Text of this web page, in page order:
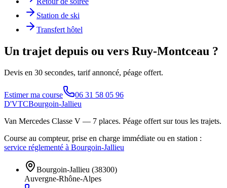
Station de ski
Transfert hôtel
Un trajet depuis ou vers Ruy-Montceau ?
Devis en 30 secondes, tarif annoncé, péage offert.
Estimer ma course
06 31 58 05 96
D'VTCBourgoin-Jallieu
Van Mercedes Classe V — 7 places. Péage offert sur tous les trajets.
Course au compteur, prise en charge immédiate ou en station :
service réglementé à Bourgoin-Jallieu
Bourgoin-Jallieu (38300)
Auvergne-Rhône-Alpes